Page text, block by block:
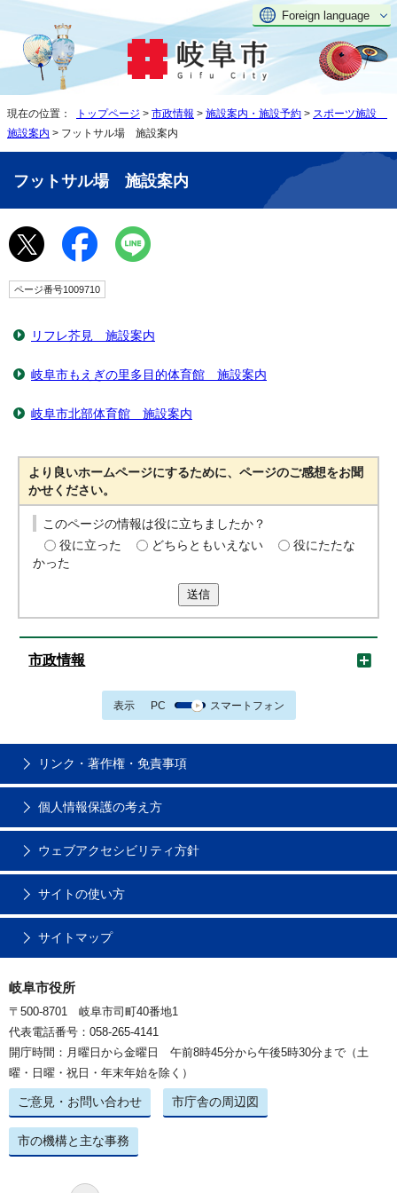
Foreign language
現在の位置： トップページ > 市政情報 > 施設案内・施設予約 > スポーツ施設
施設案内 > フットサル場 施設案内
フットサル場 施設案内
ページ番号1009710
リフレ芥見 施設案内
岐阜市もえぎの里多目的体育館 施設案内
岐阜市北部体育館 施設案内
より良いホームページにするために、ページのご感想をお聞
かせください。
このページの情報は役に立ちましたか？
役に立った
どちらともいえない
役にたたな
かった
送信
市政情報
表示 PC スマートフォン
リンク・著作権・免責事項
個人情報保護の考え方
ウェブアクセシビリティ方針
サイトの使い方
サイトマップ
岐阜市役所
〒500-8701 岐阜市司町40番地1
代表電話番号：058-265-4141
開庁時間：月曜日から金曜日 午前8時45分から午後5時30分まで（土
曜・日曜・祝日・年末年始を除く）
ご意見・お問い合わせ 市庁舎の周辺図
市の機構と主な事務